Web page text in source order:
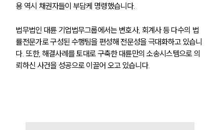
용 역시 채권자들이 부담케 명령했습니다.
법무법인 대륜 기업법무그룹에서는 변호사, 회계사 등 다수의 법
률전문가로 구성된 수행팀을 편성해 전문성을 극대화하고 있습니
다. 또한, 해결사례를 토대로 구축한 대륜만의 소송시스템으로 의
뢰하신 사건을 성공으로 이끌어 오고 있습니다.